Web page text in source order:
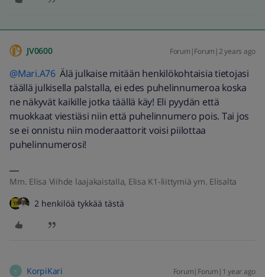
JV0600 Forum|Forum|2 years ago
@Mari.A76Älä julkaise mitään henkilökohtaisia tietojasi
täällä julkisella palstalla, ei edes puhelinnumeroa koska
ne näkyvät kaikille jotka täällä käy! Eli pyydän että
muokkaat viestiäsi niin että puhelinnumero pois. Tai jos
se ei onnistu niin moderaattorit voisi piilottaa
puhelinnumerosi!
Mm. Elisa Viihde laajakaistalla, Elisa K1-liittymiä ym. Elisalta
2 henkilöä tykkää tästä
K KorpiKari Forum|Forum|1 year ago